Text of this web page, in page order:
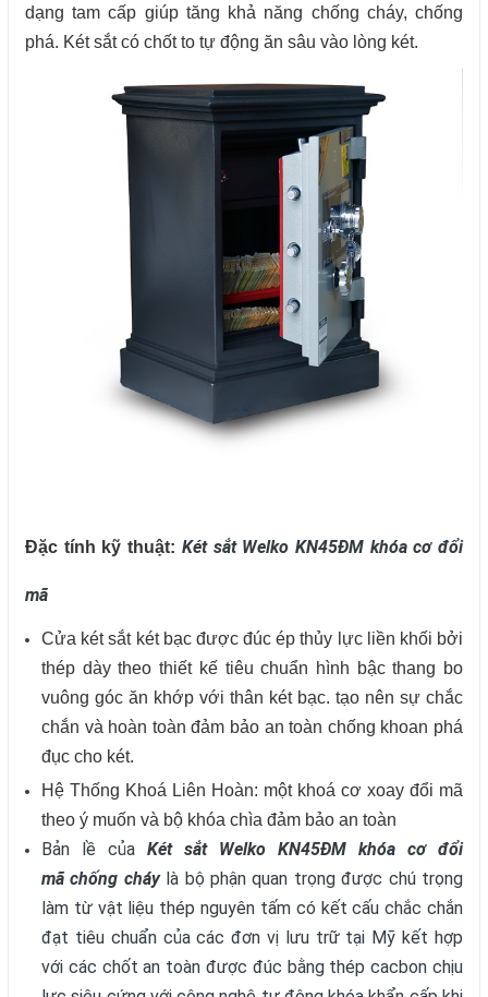
dạng tam cấp giúp tăng khả năng chống cháy, chống
phá. Két sắt có chốt to tự động ăn sâu vào lòng két.
Đặc tính kỹ thuật: Két sắt Welko KN45ĐM khóa cơ đổi
mã
Cửa két sắt két bạc được đúc ép thủy lực liền khối bởi
thép dày theo thiết kế tiêu chuẩn hình bậc thang bo
vuông góc ăn khớp với thân két bạc. tạo nên sự chắc
chắn và hoàn toàn đảm bảo an toàn chống khoan phá
đục cho két.
Hệ Thống Khoá Liên Hoàn: một khoá cơ xoay đổi mã
theo ý muốn và bộ khóa chìa đảm bảo an toàn
Bản lề của Két sắt Welko KN45ĐM khóa cơ đổi
mã chống cháylà bộ phận quan trọng được chú trọng
làm từ vật liệu thép nguyên tấm có kết cấu chắc chắn
đạt tiêu chuẩn của các đơn vị lưu trữ tại Mỹ kết hợp
với các chốt an toàn được đúc bằng thép cacbon chịu